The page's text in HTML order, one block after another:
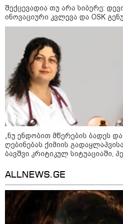
უძველესი სენი და
ერთდროულად კეთრს
ინფექციას ებრძვიან
და რამდენად
შექცევადია თუ არა სიბერე:
ინოვაციური კვლევა და OSK
„ნუ ენდობით მწერების ბადეს
ღებინებას ქიმიის
ბავშვი კრიტიკულ სიტუაციაში,
ALLNEWS.GE